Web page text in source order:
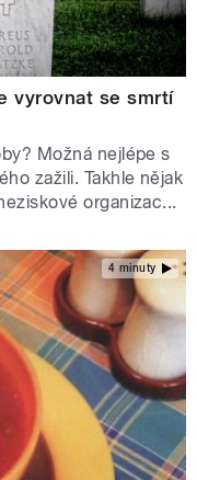
vyrovnat se smrtí
Možná nejlépe s
zažili. Takhle nějak
organizac...
4 minuty